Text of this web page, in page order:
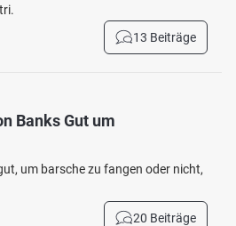
13 Beiträge
Banks Gut um
um barsche zu fangen oder nicht,
20 Beiträge